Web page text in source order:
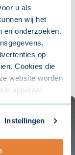
u als
wij het
en onderzoeken.
op
Cookies die
website worden
apparaat
uw gegevens
Instellingen
demedewerkers
even (online)
upsnog vragen
vrij om contact
vinden wij